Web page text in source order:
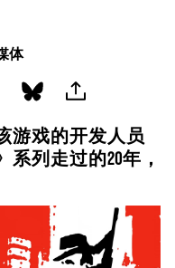
体
游戏的开发人员
列走过的20年，